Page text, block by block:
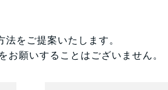
をご提案いたします。
願いすることはございません。